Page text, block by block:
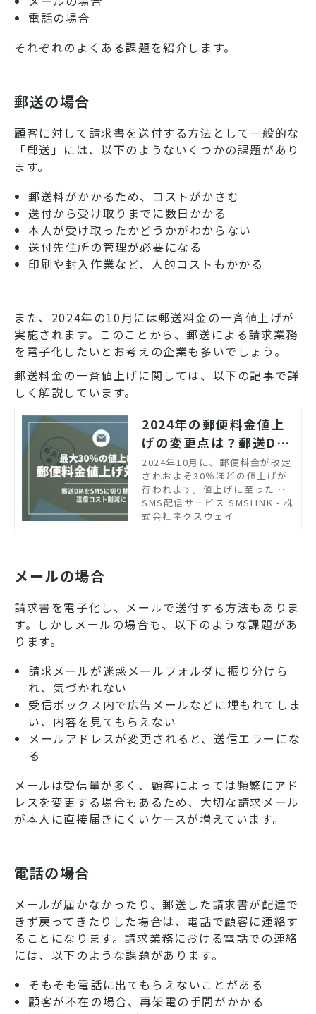
電話の場合
それぞれのよくある課題を紹介します。
郵送の場合
顧客に対して請求書を送付する方法として一般的な
「郵送」には、以下のようないくつかの課題があり
ます。
郵送料がかかるため、コストがかさむ
送付から受け取りまでに数日かかる
本人が受け取ったかどうかがわからない
送付先住所の管理が必要になる
印刷や封入作業など、人的コストもかかる
また、2024年の10月には郵送料金の一斉値上げが
実施されます。このことから、郵送による請求業務
を電子化したいとお考えの企業も多いでしょう。
郵送料金の一斉値上げに関しては、以下の記事で詳
しく解説しています。
2024年の郵便料金値上
げの変更点は？郵送DM
をSMSに切り替えよ
う！
2024年10月に、郵便料金が改定
されおよそ30％ほどの値上げが
行われます。値上げに至った背
景には配達コストの高騰や郵便
物の減少などがありますが、顧
SMS配信サービス SMSLINK - 株
式会社ネクスウェイ
メールの場合
請求書を電子化し、メールで送付する方法もありま
す。しかしメールの場合も、以下のような課題があ
ります。
請求メールが迷惑メールフォルダに振り分けら
れ、気づかれない
受信ボックス内で広告メールなどに埋もれてしま
い、内容を見てもらえない
メールアドレスが変更されると、送信エラーにな
る
メールは受信量が多く、顧客によっては頻繁にアド
レスを変更する場合もあるため、大切な請求メール
が本人に直接届きにくいケースが増えています。
電話の場合
メールが届かなかったり、郵送した請求書が配達で
きず戻ってきたりした場合は、電話で顧客に連絡す
ることになります。請求業務における電話での連絡
には、以下のような課題があります。
そもそも電話に出てもらえないことがある
顧客が不在の場合、再架電の手間がかかる